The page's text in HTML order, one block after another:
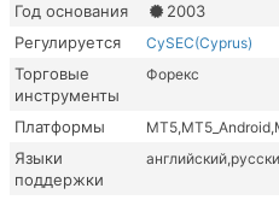
Год основания
2003
Регулируется
CySEC(Cyprus)
Торговые
инструменты
Форекс
Платформы MT5 MT5_Android
Языки
поддержки
английский